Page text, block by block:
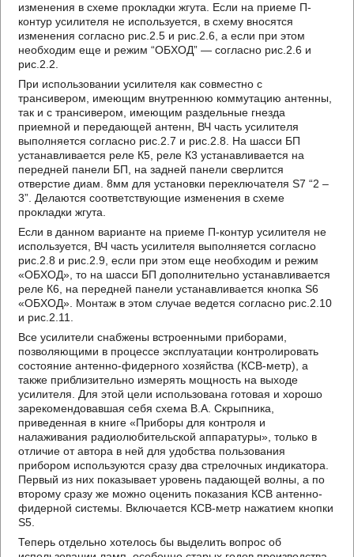
изменения в схеме прокладки жгута. Если на приеме П-
контур усилителя не используется, в схему вносятся
изменения согласно рис.2.5 и рис.2.6, а если при этом
необходим еще и режим “ОБХОД” — согласно рис.2.6 и
рис.2.2.
При использовании усилителя как совместно с
трансивером, имеющим внутреннюю коммутацию антенны,
так и с трансивером, имеющим раздельные гнезда
приемной и передающей антенн, ВЧ часть усилителя
выполняется согласно рис.2.7 и рис.2.8. На шасси БП
устанавливается реле К5, реле К3 устанавливается на
передней панели БП, на задней панели сверлится
отверстие диам. 8мм для установки переключателя S7 “2 –
3”. Делаются соответствующие изменения в схеме
прокладки жгута.
Если в данном варианте на приеме П-контур усилителя не
используется, ВЧ часть усилителя выполняется согласно
рис.2.8 и рис.2.9, если при этом еще необходим и режим
«ОБХОД», то на шасси БП дополнительно устанавливается
реле К6, на передней панели устанавливается кнопка S6
«ОБХОД». Монтаж в этом случае ведется согласно рис.2.10
и рис.2.11.
Все усилители снабжены встроенными приборами,
позволяющими в процессе эксплуатации контролировать
состояние антенно-фидерного хозяйства (КСВ-метр), а
также приблизительно измерять мощность на выходе
усилителя. Для этой цели использована готовая и хорошо
зарекомендовавшая себя схема В.А. Скрыпника,
приведенная в книге «Приборы для контроля и
налаживания радиолюбительской аппаратуры», только в
отличие от автора в ней для удобства пользования
прибором используются сразу два стрелочных индикатора.
Первый из них показывает уровень падающей волны, а по
второму сразу же можно оценить показания КСВ антенно-
фидерной системы. Включается КСВ-метр нажатием кнопки
S5.
Теперь отдельно хотелось бы выделить вопрос об